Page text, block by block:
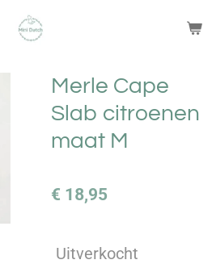
Merle Cape
Slab citroenen
maat M
€ 18,95
Uitverkocht